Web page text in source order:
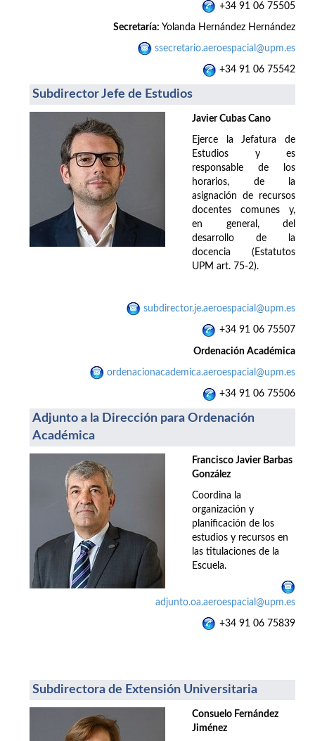
+34 91 06 75505
Secretaría: Yolanda Hernández Hernández
ssecretario.aeroespacial@upm.es
+34 91 06 75542
Subdirector Jefe de Estudios
Javier Cubas Cano
Ejerce la Jefatura de
Estudios y es
responsable de los
horarios, de la
asignación de recursos
docentes comunes y,
en general, del
desarrollo de la
docencia (Estatutos
UPM art. 75-2).
subdirector.je.aeroespacial@upm.es
+34 91 06 75507
Ordenación Académica
ordenacionacademica.aeroespacial@upm.es
+34 91 06 75506
Adjunto a la Dirección para Ordenación
Académica
Francisco Javier Barbas
González
Coordina la
organización y
planificación de los
estudios y recursos en
las titulaciones de la
Escuela.
adjunto.oa.aeroespacial@upm.es
+34 91 06 75839
Subdirectora de Extensión Universitaria
Consuelo Fernández
Jiménez